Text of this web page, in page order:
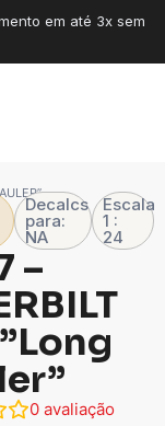
em até 3x sem
Decalcs
para:
NA
Escala
1 :
24
–
0 avaliação